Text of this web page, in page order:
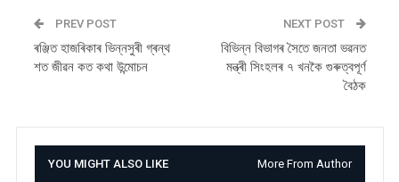
PREV POST
ৰঞ্জিত হাজৰিকাৰ ভিন্নসুৰী গ্ৰন্থ
শত জীৱন কত কথা উন্মোচন
NEXT POST
বিভিন্ন বিভাগৰ সৈতে জনতা ভৱনত
মন্ত্ৰী সিংহলৰ ৭ খনকৈ গুৰুত্বপূৰ্ণ
বৈঠক
YOU MIGHT ALSO LIKE More From Author